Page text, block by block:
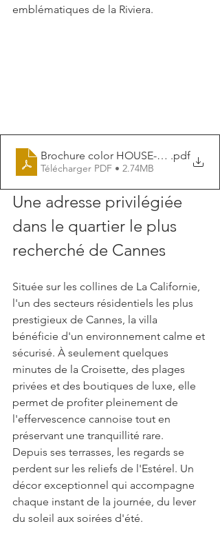
emblématiques de la Riviera.
Brochure color HOUSE-.pdf
Télécharger PDF • 2.74MB
Une adresse privilégiée
dans le quartier le plus
recherché de Cannes
Située sur les collines de La Californie,
l'un des secteurs résidentiels les plus
prestigieux de Cannes, la villa
bénéficie d'un environnement calme et
sécurisé. À seulement quelques
minutes de la Croisette, des plages
privées et des boutiques de luxe, elle
permet de profiter pleinement de
l'effervescence cannoise tout en
préservant une tranquillité rare.
Depuis ses terrasses, les regards se
perdent sur les reliefs de l'Estérel. Un
décor exceptionnel qui accompagne
chaque instant de la journée, du lever
du soleil aux soirées d'été.